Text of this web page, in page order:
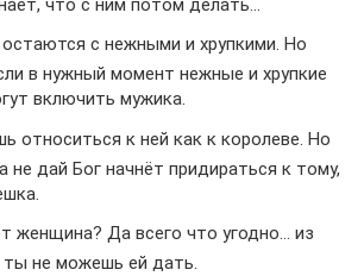
что с ним потом делать…
с нежными и хрупкими. Но
в нужный момент нежные и хрупкие
включить мужика.
относиться к ней как к королеве. Но
не дай Бог начнёт придираться к тому,
женщина? Да всего что угодно… из
ты не можешь ей дать.